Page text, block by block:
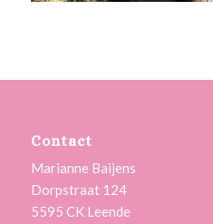
Contact
Marianne Baijens
Dorpstraat 124
5595 CK Leende